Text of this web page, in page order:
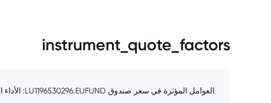
instrument_quote_factors
العوامل المؤثرة في سعر صندوق LU1196530296.EUFUND: الأداء الأساسي: أداء الأصول التي يستثمر فيها الصندوق يؤثر بشكل مباشر على سعره.